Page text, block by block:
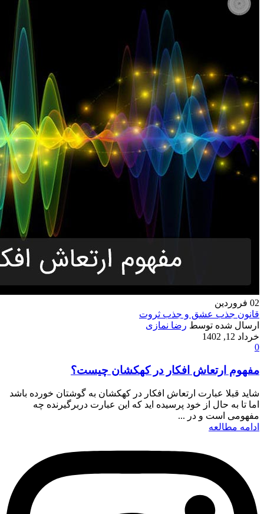
02 فروردین
قانون جذب عشق و جذب ثروت
ارسال شده توسط رضا نمازی
خرداد 12, 1402
0
مفهوم ارتعاش افکار در کهکشان چیست؟
شاید قبلا عبارت ارتعاش افکار در کهکشان به گوشتان خورده باشد
اما تا به حال از خود پرسیده اید که این عبارت دربرگیرنده چه
مفهومی است و در ...
ادامه مطالعه